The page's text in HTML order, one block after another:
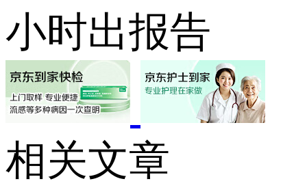
小时出报告
相关文章